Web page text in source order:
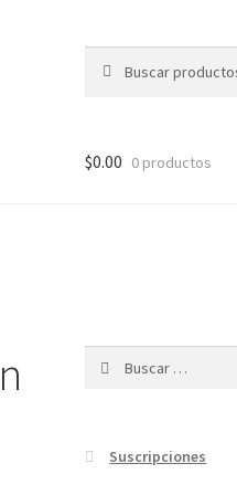
por:
$0.00 0 productos
Suscripciones